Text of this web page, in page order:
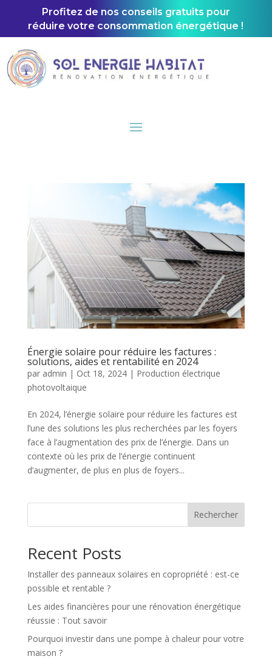
Profitez de nos conseils gratuits pour
réduire votre consommation énergétique !
Énergie solaire pour réduire les factures :
solutions, aides et rentabilité en 2024
par admin | Oct 18, 2024| Production électrique
photovoltaique
En 2024, l’énergie solaire pour réduire les factures est
l’une des solutions les plus recherchées par les foyers
face à l’augmentation des prix de l’énergie. Dans un
contexte où les prix de l’énergie continuent
d’augmenter, de plus en plus de foyers...
Rechercher
Recent Posts
Installer des panneaux solaires en copropriété : est-ce
possible et rentable ?
Les aides financières pour une rénovation énergétique
réussie : Tout savoir
Pourquoi investir dans une pompe à chaleur pour votre
maison ?